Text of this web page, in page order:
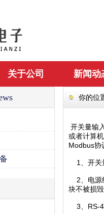
关于公司 新闻动
你的位
开关量输
或者计算
Modbus协
1、开关
2、电源
块不被损毁
3、RS-